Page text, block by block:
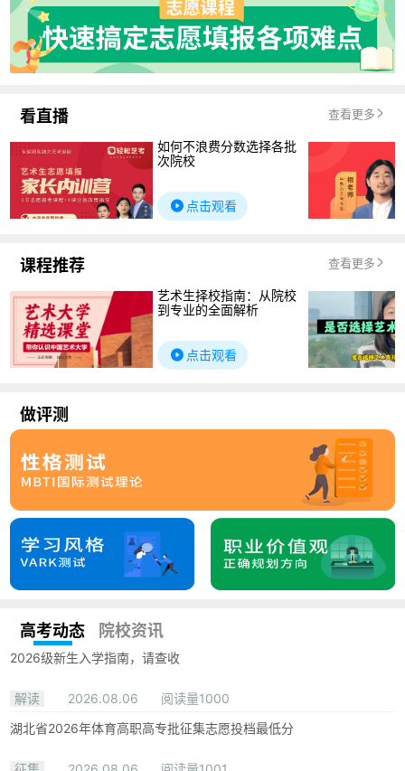
看直播 查看更多
如何不浪费分数选择各批
次院校
点击观看
课程推荐 查看更多
艺术生择校指南：从院校
到专业的全面解析
点击观看
做评测
高考动态 院校资讯
2026级新生入学指南，请查收
解读 2026.08.06
阅读量1000
湖北省2026年体育高职高专批征集志愿投档最低分